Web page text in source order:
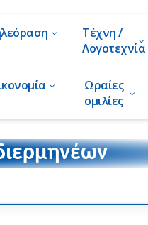
Τέχνη /
Λογοτεχνία
Ωραίες
ομιλίες